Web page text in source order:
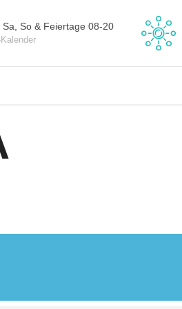
So & Feiertage 08-20